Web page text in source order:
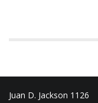
Juan D. Jackson 1126